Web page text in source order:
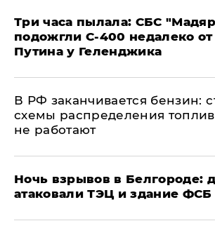
Три часа пылала: СБС
подожгли С-400 недалеко
Путина у Геленджика
​В РФ заканчивается бензин:
схемы распределения
не работают
​Ночь взрывов в Белгороде:
атаковали ТЭЦ и здание ФСБ